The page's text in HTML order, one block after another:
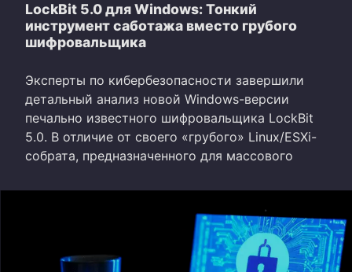
LockBit 5.0 для Windows: Тонкий
инструмент саботажа вместо грубого
шифровальщика
Эксперты по кибербезопасности завершили
детальный анализ новой Windows-версии
печально известного шифровальщика LockBit
5.0. В отличие от своего «грубого» Linux/ESXi-
собрата, предназначенного для массового